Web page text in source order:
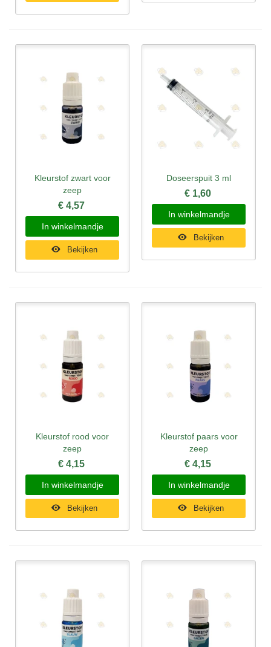
Kleurstof zwart voor
zeep
€ 4,57
In winkelmandje
Bekijken
Doseerspuit 3 ml
€ 1,60
In winkelmandje
Bekijken
Kleurstof rood voor
zeep
€ 4,15
In winkelmandje
Bekijken
Kleurstof paars voor
zeep
€ 4,15
In winkelmandje
Bekijken